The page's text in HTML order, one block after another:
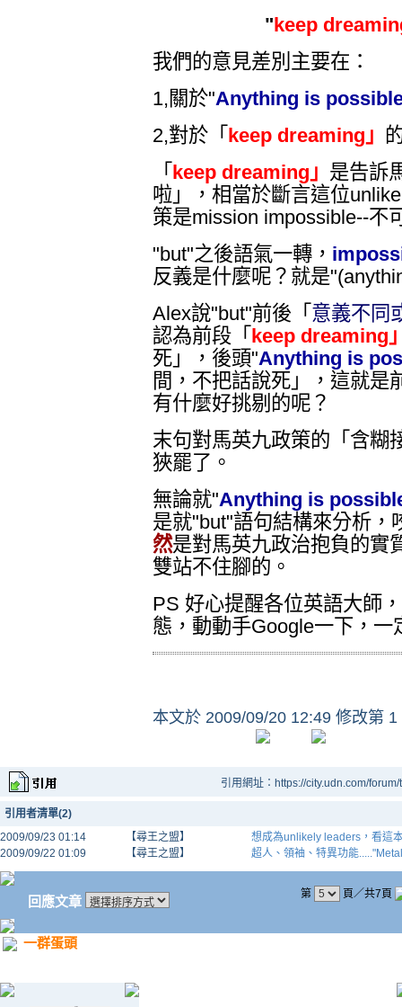
"keep
我們的意見差別主要在：
1,關於"Anything is
2,對於「 keep dreaming」
「 keep dreaming」 是告訴
啦」，相當於斷言這位
策是mission impossible--不
"but"之後語氣一轉，
反義是什麼呢？就是
Alex說"but"前後「 意義不同
認為前段「 keep dreaming
死」，後頭"Anything is
間，不把話說死」，這就是
有什麼好挑剔的呢？
末句對馬英九政策的「含糊
狹罷了。
無論就"Anything is
是就"but"語句結構來分析，
然是對馬英九政治抱負的實
雙站不住腳的。
PS 好心提醒各位英語大師
態，動動手Google一下，一
本文於 2009/09/20 12:49 修改第 1
引用網址：https://city.udn.com/
引用者清單(2)
2009/09/23 01:14
【尋王之盟】
想成為unlikely leaders，看這
2009/09/22 01:09
【尋王之盟】 超人、領袖、特異功能
回應文章 第 頁／共7頁
一群蛋頭